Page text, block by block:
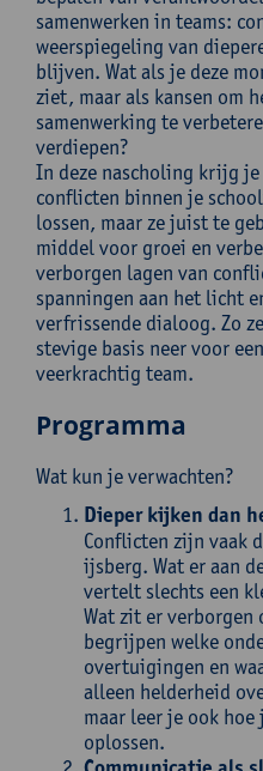
samenwerken in teams:
weerspiegeling van
blijven. Wat als je deze
ziet, maar als kansen om
samenwerking te
verdiepen?
In deze nascholing krijg
conflicten binnen je
lossen, maar ze juist te
middel voor groei en
verborgen lagen van
spanningen aan het licht
verfrissende dialoog. Zo
stevige basis neer voor
veerkrachtig team.
Programma
Wat kun je verwachten?
Dieper kijken dan
Conflicten zijn vaak
ijsberg. Wat er aan
vertelt slechts een
Wat zit er
begrijpen welke
overtuigingen en
alleen helderheid
maar leer je ook hoe
oplossen.